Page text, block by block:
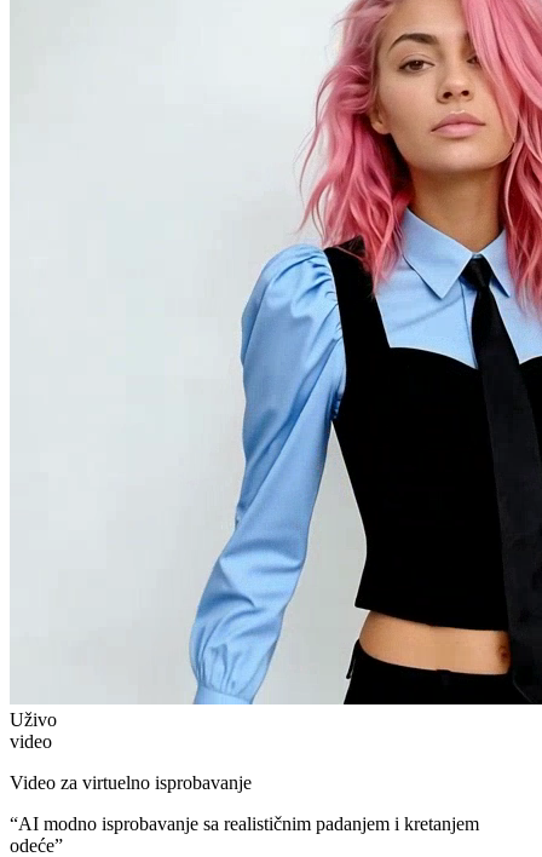
Uživo
video
Video za virtuelno isprobavanje
“AI modno isprobavanje sa realističnim padanjem i kretanjem
odeće”